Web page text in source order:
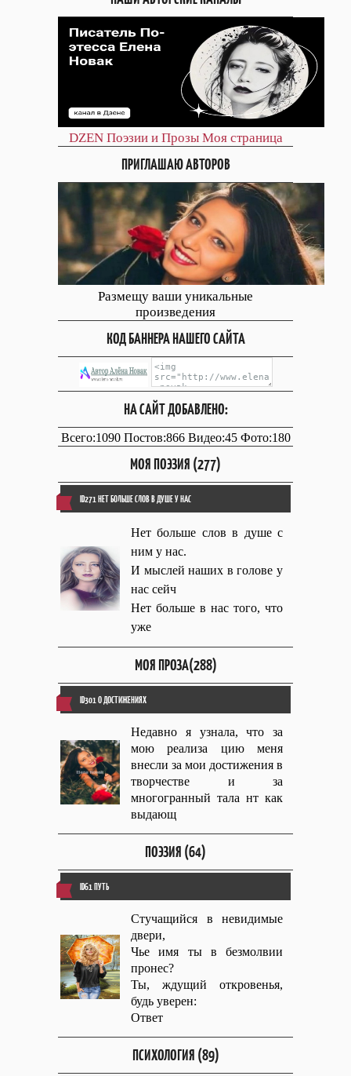
DZEN Поэзии и Прозы Моя страница
ПРИГЛАШАЮ АВТОРОВ
Размещу ваши уникальные
произведения
КОД БАННЕРА НАШЕГО САЙТА
НА САЙТ ДОБАВЛЕНО:
Всего:1090 Постов:866 Видео:45 Фото:180
МОЯ ПОЭЗИЯ (277)
ID271 НЕТ БОЛЬШЕ СЛОВ В ДУШЕ У НАС
Нет больше слов в душе с
ним у нас.
И мыслей наших в голове у
нас сейч
Нет больше в нас того, что
уже
МОЯ ПРОЗА(288)
ID301 О ДОСТИЖЕНИЯХ
Недавно я узнала, что за
мою реализа цию меня
внесли за мои достижения в
творчестве и за
многогранный тала нт как
выдающ
ПОЭЗИЯ (64)
ID61 ПУТЬ
Стучащийся в невидимые
двери,
Чье имя ты в безмолвии
пронес?
Ты, ждущий откровенья,
будь уверен:
Ответ
ПСИХОЛОГИЯ (89)